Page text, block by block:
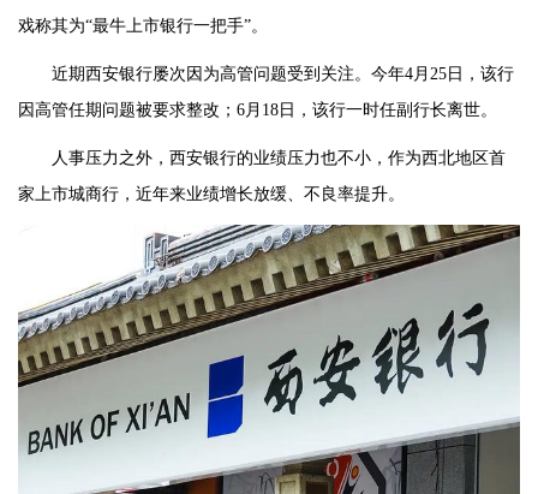
戏称其为“最牛上市银行一把手”。
近期西安银行屡次因为高管问题受到关注。今年4月25日，该行
因高管任期问题被要求整改；6月18日，该行一时任副行长离世。
人事压力之外，西安银行的业绩压力也不小，作为西北地区首
家上市城商行，近年来业绩增长放缓、不良率提升。